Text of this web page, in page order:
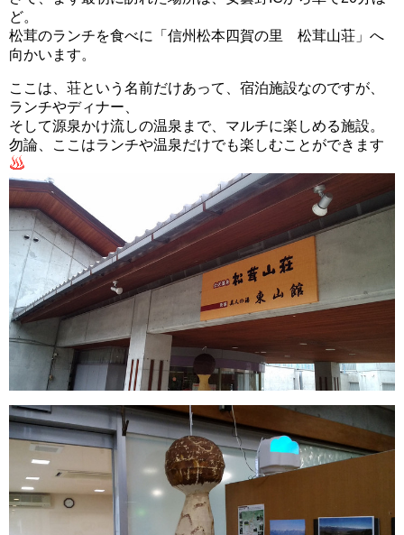
ど。
松茸のランチを食べに「信州松本四賀の里 松茸山荘」へ
向かいます。
ここは、荘という名前だけあって、宿泊施設なのですが、
ランチやディナー、
そして源泉かけ流しの温泉まで、マルチに楽しめる施設。
勿論、ここはランチや温泉だけでも楽しむことができます